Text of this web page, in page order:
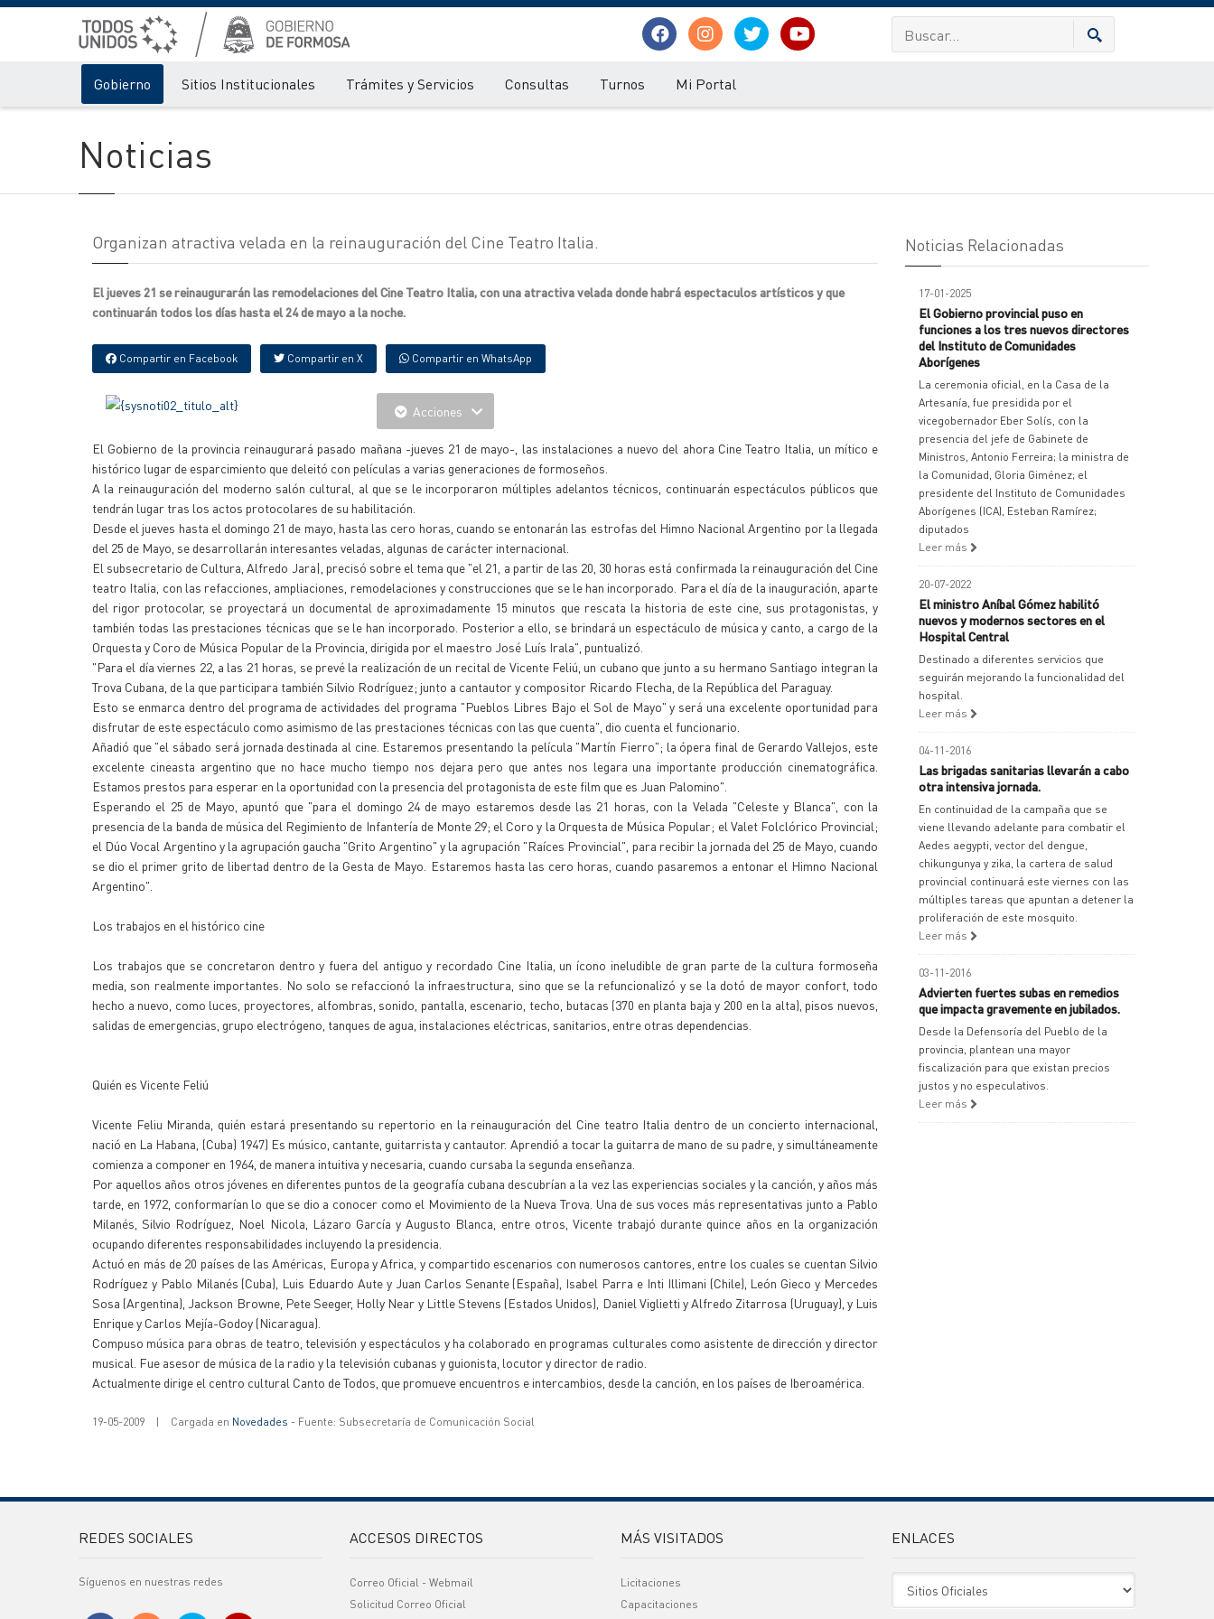
Gobierno Sitios Institucionales Trámites y Servicios Consultas Turnos Mi Portal
Noticias
Organizan atractiva velada en la reinauguración del Cine Teatro Italia.
El jueves 21 se reinaugurarán las remodelaciones del Cine Teatro Italia, con una atractiva velada donde habrá espectaculos artísticos y que
continuarán todos los días hasta el 24 de mayo a la noche.
Compartir en Facebook Compartir en X Compartir en WhatsApp
Acciones
El Gobierno de la provincia reinaugurará pasado mañana -jueves 21 de mayo-, las instalaciones a nuevo del ahora Cine Teatro Italia, un mítico e
histórico lugar de esparcimiento que deleitó con películas a varias generaciones de formoseños.
A la reinauguración del moderno salón cultural, al que se le incorporaron múltiples adelantos técnicos, continuarán espectáculos públicos que
tendrán lugar tras los actos protocolares de su habilitación.
Desde el jueves hasta el domingo 21 de mayo, hasta las cero horas, cuando se entonarán las estrofas del Himno Nacional Argentino por la llegada
del 25 de Mayo, se desarrollarán interesantes veladas, algunas de carácter internacional.
El subsecretario de Cultura, Alfredo Jara|, precisó sobre el tema que "el 21, a partir de las 20, 30 horas está confirmada la reinauguración del Cine
teatro Italia, con las refacciones, ampliaciones, remodelaciones y construcciones que se le han incorporado. Para el día de la inauguración, aparte
del rigor protocolar, se proyectará un documental de aproximadamente 15 minutos que rescata la historia de este cine, sus protagonistas, y
también todas las prestaciones técnicas que se le han incorporado. Posterior a ello, se brindará un espectáculo de música y canto, a cargo de la
Orquesta y Coro de Música Popular de la Provincia, dirigida por el maestro José Luís Irala", puntualizó.
"Para el día viernes 22, a las 21 horas, se prevé la realización de un recital de Vicente Feliú, un cubano que junto a su hermano Santiago integran la
Trova Cubana, de la que participara también Silvio Rodríguez; junto a cantautor y compositor Ricardo Flecha, de la República del Paraguay.
Esto se enmarca dentro del programa de actividades del programa "Pueblos Libres Bajo el Sol de Mayo" y será una excelente oportunidad para
disfrutar de este espectáculo como asimismo de las prestaciones técnicas con las que cuenta", dio cuenta el funcionario.
Añadió que "el sábado será jornada destinada al cine. Estaremos presentando la película "Martín Fierro"; la ópera final de Gerardo Vallejos, este
excelente cineasta argentino que no hace mucho tiempo nos dejara pero que antes nos legara una importante producción cinematográfica.
Estamos prestos para esperar en la oportunidad con la presencia del protagonista de este film que es Juan Palomino".
Esperando el 25 de Mayo, apuntó que "para el domingo 24 de mayo estaremos desde las 21 horas, con la Velada "Celeste y Blanca", con la
presencia de la banda de música del Regimiento de Infantería de Monte 29; el Coro y la Orquesta de Música Popular; el Valet Folclórico Provincial;
el Dúo Vocal Argentino y la agrupación gaucha "Grito Argentino" y la agrupación "Raíces Provincial", para recibir la jornada del 25 de Mayo, cuando
se dio el primer grito de libertad dentro de la Gesta de Mayo. Estaremos hasta las cero horas, cuando pasaremos a entonar el Himno Nacional
Argentino".
Los trabajos en el histórico cine
Los trabajos que se concretaron dentro y fuera del antiguo y recordado Cine Italia, un ícono ineludible de gran parte de la cultura formoseña
media, son realmente importantes. No solo se refaccionó la infraestructura, sino que se la refuncionalizó y se la dotó de mayor confort, todo
hecho a nuevo, como luces, proyectores, alfombras, sonido, pantalla, escenario, techo, butacas (370 en planta baja y 200 en la alta), pisos nuevos,
salidas de emergencias, grupo electrógeno, tanques de agua, instalaciones eléctricas, sanitarios, entre otras dependencias.
Quién es Vicente Feliú
Vicente Feliu Miranda, quién estará presentando su repertorio en la reinauguración del Cine teatro Italia dentro de un concierto internacional,
nació en La Habana, (Cuba) 1947) Es músico, cantante, guitarrista y cantautor. Aprendió a tocar la guitarra de mano de su padre, y simultáneamente
comienza a componer en 1964, de manera intuitiva y necesaria, cuando cursaba la segunda enseñanza.
Por aquellos años otros jóvenes en diferentes puntos de la geografía cubana descubrían a la vez las experiencias sociales y la canción, y años más
tarde, en 1972, conformarían lo que se dio a conocer como el Movimiento de la Nueva Trova. Una de sus voces más representativas junto a Pablo
Milanés, Silvio Rodríguez, Noel Nicola, Lázaro García y Augusto Blanca, entre otros, Vicente trabajó durante quince años en la organización
ocupando diferentes responsabilidades incluyendo la presidencia.
Actuó en más de 20 países de las Américas, Europa y Africa, y compartido escenarios con numerosos cantores, entre los cuales se cuentan Silvio
Rodríguez y Pablo Milanés (Cuba), Luis Eduardo Aute y Juan Carlos Senante (España), Isabel Parra e Inti Illimani (Chile), León Gieco y Mercedes
Sosa (Argentina), Jackson Browne, Pete Seeger, Holly Near y Little Stevens (Estados Unidos), Daniel Viglietti y Alfredo Zitarrosa (Uruguay), y Luis
Enrique y Carlos Mejía-Godoy (Nicaragua).
Compuso música para obras de teatro, televisión y espectáculos y ha colaborado en programas culturales como asistente de dirección y director
musical. Fue asesor de música de la radio y la televisión cubanas y guionista, locutor y director de radio.
Actualmente dirige el centro cultural Canto de Todos, que promueve encuentros e intercambios, desde la canción, en los países de Iberoamérica.
19-05-2009 | Cargada en Novedades - Fuente: Subsecretaría de Comunicación Social
Noticias Relacionadas
17-01-2025
El Gobierno provincial puso en
funciones a los tres nuevos directores
del Instituto de Comunidades
Aborígenes
La ceremonia oficial, en la Casa de la
Artesanía, fue presidida por el
vicegobernador Eber Solís, con la
presencia del jefe de Gabinete de
Ministros, Antonio Ferreira; la ministra de
la Comunidad, Gloria Giménez; el
presidente del Instituto de Comunidades
Aborígenes (ICA), Esteban Ramírez;
diputados
Leer más
20-07-2022
El ministro Aníbal Gómez habilitó
nuevos y modernos sectores en el
Hospital Central
Destinado a diferentes servicios que
seguirán mejorando la funcionalidad del
hospital.
Leer más
04-11-2016
Las brigadas sanitarias llevarán a cabo
otra intensiva jornada.
En continuidad de la campaña que se
viene llevando adelante para combatir el
Aedes aegypti, vector del dengue,
chikungunya y zika, la cartera de salud
provincial continuará este viernes con las
múltiples tareas que apuntan a detener la
proliferación de este mosquito.
Leer más
03-11-2016
Advierten fuertes subas en remedios
que impacta gravemente en jubilados.
Desde la Defensoría del Pueblo de la
provincia, plantean una mayor
fiscalización para que existan precios
justos y no especulativos.
Leer más
REDES SOCIALES
Síguenos en nuestras redes
ACCESOS DIRECTOS
Correo Oficial - Webmail
Solicitud Correo Oficial
MÁS VISITADOS
Licitaciones
Capacitaciones
ENLACES